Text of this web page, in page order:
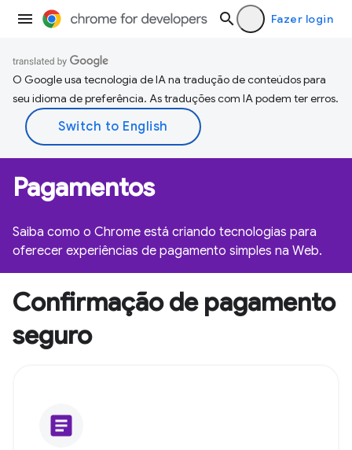
Fazer login
O Google usa tecnologia de IA na tradução de conteúdos para
seu idioma de preferência. As traduções com IA podem ter erros.
Pagamentos
Saiba como o Chrome está criando tecnologias para
oferecer experiências de pagamento simples na Web.
Confirmação de pagamento
seguro
article